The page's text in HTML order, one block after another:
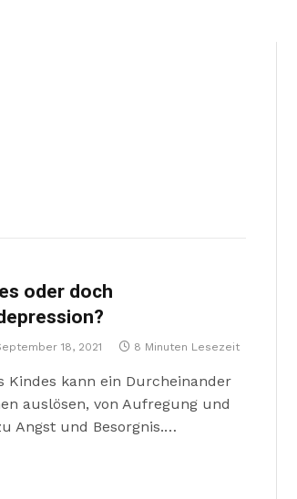
oder doch
18, 2021 8 Minuten Lesezeit
Kindes kann ein Durcheinander
auslösen, von Aufregung und
Angst und Besorgnis.…